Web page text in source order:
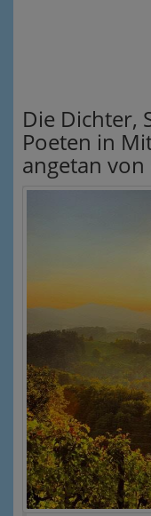
Die Dichter,
Poeten in
angetan